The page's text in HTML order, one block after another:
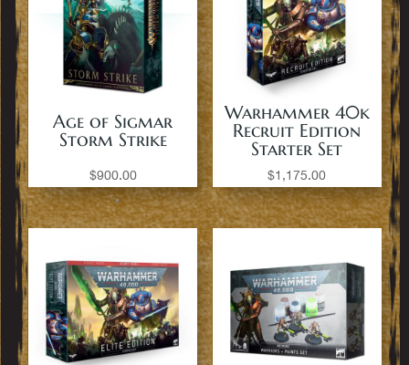
Age of Sigmar
Storm Strike
$900.00
Warhammer 40k
Recruit Edition
Starter Set
$1,175.00